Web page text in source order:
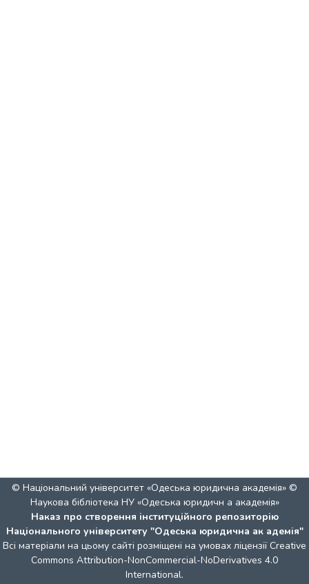
© Національний університет «Одеська юридична академія» ©
Наукова бібліотека НУ «Одеська юридичн а академія»
Наказ про створення інституційного репозиторію
Національного університету "Одеська юридична ак адемія"
Всі матеріали на цьому сайті розміщені на умовах ліцензії Creative
Commons Attribution-NonCommercial-NoDerivatives 4.0
International.